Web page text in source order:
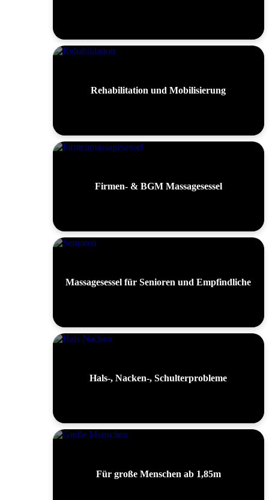
Rehabilitation und Mobilisierung
Firmen- & BGM Massagesessel
Massagesessel für Senioren und Empfindliche
Hals-, Nacken-, Schulterprobleme
Für große Menschen ab 1,85m